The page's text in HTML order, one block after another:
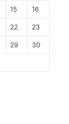
15 16
22 23
29 30